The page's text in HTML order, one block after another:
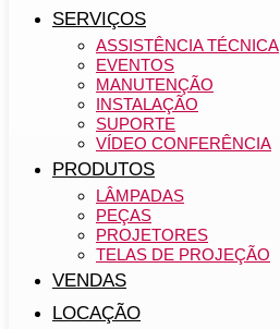
SERVIÇOS
ASSISTÊNCIA TÉCNICA
EVENTOS
MANUTENÇÃO
INSTALAÇÃO
SUPORTE
VÍDEO CONFERÊNCIA
PRODUTOS
LÂMPADAS
PEÇAS
PROJETORES
TELAS DE PROJEÇÃO
VENDAS
LOCAÇÃO